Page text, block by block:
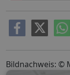
Bildnachweis: ©